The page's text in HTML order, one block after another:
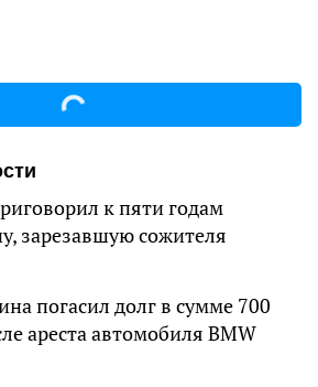
к пяти годам
зарезавшую сожителя
погасил долг в сумме 700
ареста автомобиля BMW